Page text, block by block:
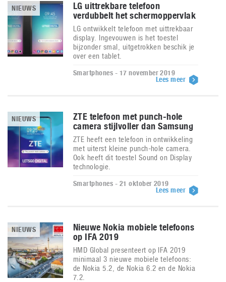
NIEUWS
LG uittrekbare telefoon
verdubbelt het schermoppervlak
LG ontwikkelt telefoon met uittrekbaar
display. Ingevouwen is het toestel
bijzonder smal, uitgetrokken beschik je
over een tablet.
Smartphones - 17 november 2019
Lees meer
NIEUWS
ZTE telefoon met punch-hole
camera stijlvoller dan Samsung
ZTE heeft een telefoon in ontwikkeling
met uiterst kleine punch-hole camera.
Ook heeft dit toestel Sound on Display
technologie.
Smartphones - 21 oktober 2019
Lees meer
NIEUWS
Nieuwe Nokia mobiele telefoons
op IFA 2019
HMD Global presenteert op IFA 2019
minimaal 3 nieuwe mobiele telefoons:
de Nokia 5.2, de Nokia 6.2 en de Nokia
7.2.